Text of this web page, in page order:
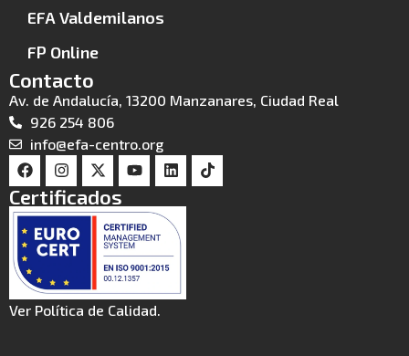
EFA Valdemilanos
FP Online
Contacto
Av. de Andalucía, 13200 Manzanares, Ciudad Real
926 254 806
info@efa-centro.org
Certificados
Ver Política de Calidad.